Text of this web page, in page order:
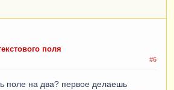
поля
#6
поле на два? первое делаешь